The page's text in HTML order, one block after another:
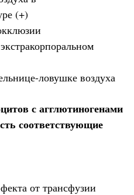
(+)
ловушке воздуха
с агглютиногенами
соответствующие
от трансфузии